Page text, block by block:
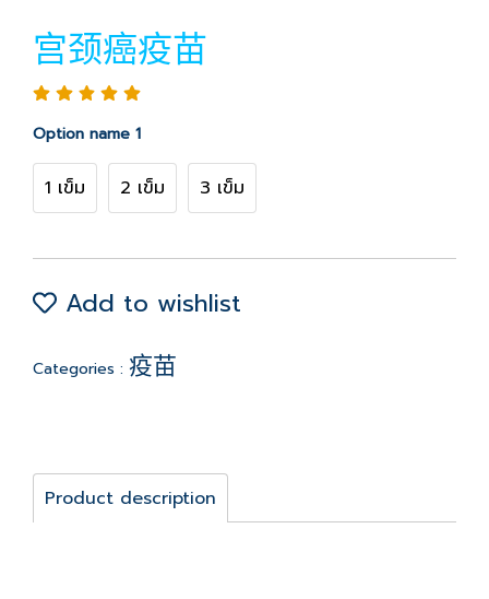
宫颈癌疫苗
Option name 1
1 เข็ม 2 เข็ม 3 เข็ม
Add to wishlist
Categories : 疫苗
Product description